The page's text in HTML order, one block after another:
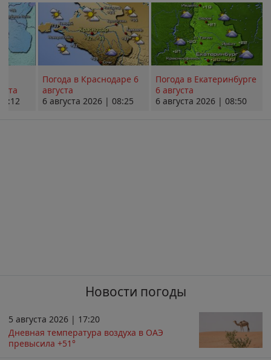
Погода в Краснодаре 6
августа
6 августа 2026 | 08:25
Погода в Екатеринбурге
6 августа
6 августа 2026 | 08:50
Новости погоды
5 августа 2026 | 17:20
Дневная температура воздуха в ОАЭ
превысила +51°